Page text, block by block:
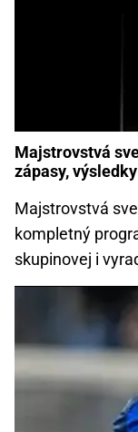
Majstrovstvá
zápasy, výsledky
Majstrovstvá
kompletný
skupinovej i